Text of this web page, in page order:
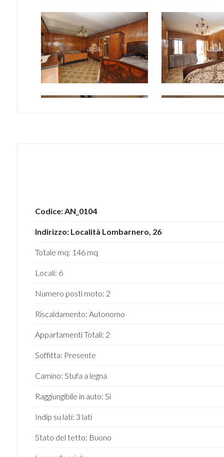
Codice: AN_0104
Indirizzo: Località Lombarnero, 26
Totale mq: 146 mq
Locali: 6
Numero posti moto: 2
Riscaldamento: Autonomo
Appartamenti Totali: 2
Soffitta: Presente
Camino: Stufa a legna
Raggiungibile in auto: Sì
Indip su lati: 3 lati
Stato del tetto: Buono
Camere
Qualsiasi